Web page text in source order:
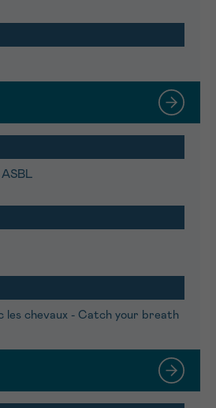
ASBL
les chevaux - Catch your breath